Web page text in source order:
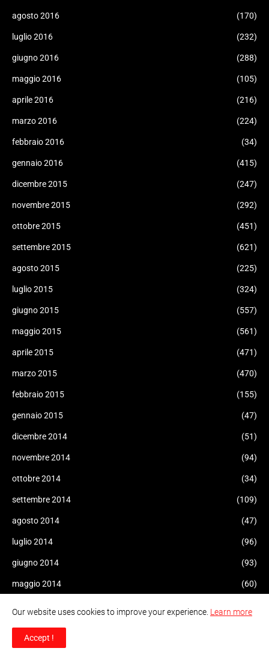
agosto 2016 (170)
luglio 2016 (232)
giugno 2016 (288)
maggio 2016 (105)
aprile 2016 (216)
marzo 2016 (224)
febbraio 2016 (34)
gennaio 2016 (415)
dicembre 2015 (247)
novembre 2015 (292)
ottobre 2015 (451)
settembre 2015 (621)
agosto 2015 (225)
luglio 2015 (324)
giugno 2015 (557)
maggio 2015 (561)
aprile 2015 (471)
marzo 2015 (470)
febbraio 2015 (155)
gennaio 2015 (47)
dicembre 2014 (51)
novembre 2014 (94)
ottobre 2014 (34)
settembre 2014 (109)
agosto 2014 (47)
luglio 2014 (96)
giugno 2014 (93)
maggio 2014 (60)
marzo 2014
febbraio 2014
Our website uses cookies to improve your experience. Learn more
Accept !